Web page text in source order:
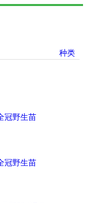
种类
冠野生苗
冠野生苗